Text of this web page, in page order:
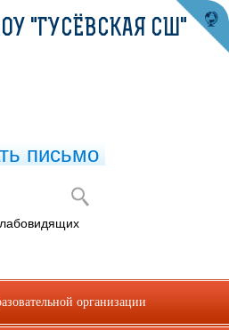
"ГУСЁВСКАЯ СШ"
письмо
организации